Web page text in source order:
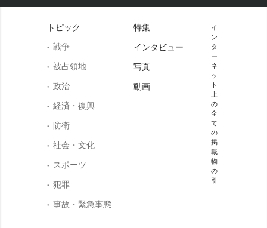
トピック
戦争
被占領地
政治
経済・復興
防衛
社会・文化
スポーツ
犯罪
事故・緊急事態
特集
インタビュー
写真
動画
イ
ン
タ
ー
ネ
ッ
ト
上
の
全
て
の
掲
載
物
の
引